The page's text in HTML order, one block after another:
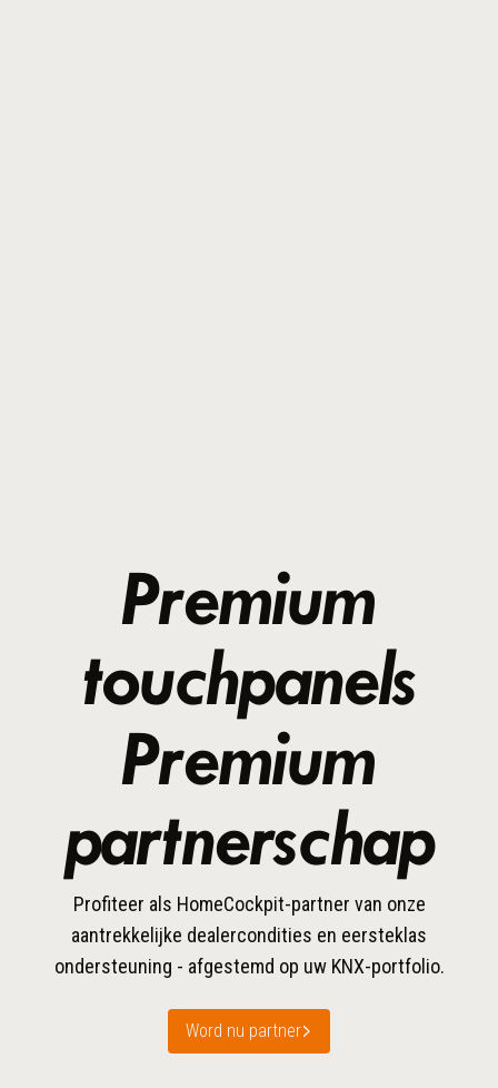
Premium
touchpanels
Premium
partnerschap
Profiteer als HomeCockpit-partner van onze
aantrekkelijke dealercondities en eersteklas
ondersteuning - afgestemd op uw KNX-portfolio.
Word nu partner